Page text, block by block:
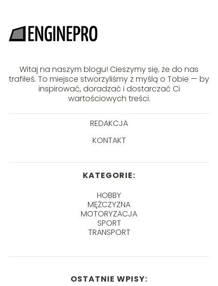
Witaj na naszym blogu! Cieszymy się, że do nas
trafiłeś. To miejsce stworzyliśmy z myślą o Tobie — by
inspirować, doradzać i dostarczać Ci
wartościowych treści.
REDAKCJA
KONTAKT
KATEGORIE:
HOBBY
MĘŻCZYZNA
MOTORYZACJA
SPORT
TRANSPORT
OSTATNIE WPISY: